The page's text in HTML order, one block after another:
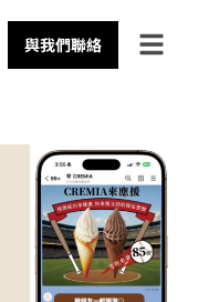
與我們聯絡